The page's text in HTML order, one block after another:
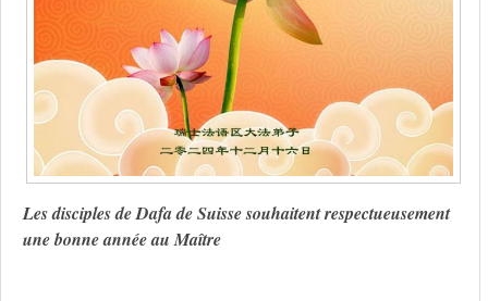
Les disciples de Dafa de Suisse souhaitent respectueusement
une bonne année au Maître